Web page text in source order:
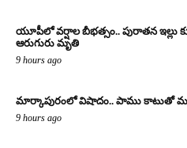
యూపీలో వర్షాల బీభత్సం.. పురాతన ఇల్లు
ఆరుగురు మృతి
9 hours ago
మార్కాపురంలో విషాదం.. పాము కాటుతో
9 hours ago